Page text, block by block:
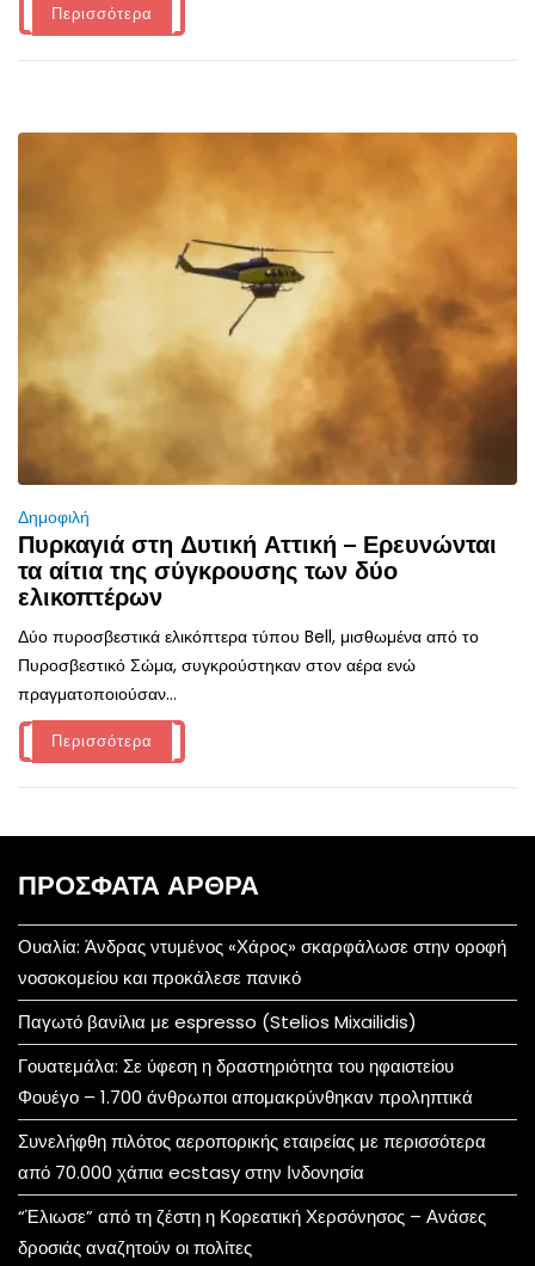
Περισσότερα
Δημοφιλή
Πυρκαγιά στη Δυτική Αττική – Ερευνώνται
τα αίτια της σύγκρουσης των δύο
ελικοπτέρων
Δύο πυροσβεστικά ελικόπτερα τύπου Bell, μισθωμένα από το
Πυροσβεστικό Σώμα, συγκρούστηκαν στον αέρα ενώ
πραγματοποιούσαν...
Περισσότερα
ΠΡΌΣΦΑΤΑ ΆΡΘΡΑ
Ουαλία: Άνδρας ντυμένος «Χάρος» σκαρφάλωσε στην οροφή
νοσοκομείου και προκάλεσε πανικό
Παγωτό βανίλια με espresso (Stelios Mixailidis)
Γουατεμάλα: Σε ύφεση η δραστηριότητα του ηφαιστείου
Φουέγο – 1.700 άνθρωποι απομακρύνθηκαν προληπτικά
Συνελήφθη πιλότος αεροπορικής εταιρείας με περισσότερα
από 70.000 χάπια ecstasy στην Ινδονησία
“Έλιωσε” από τη ζέστη η Κορεατική Χερσόνησος – Ανάσες
δροσιάς αναζητούν οι πολίτες